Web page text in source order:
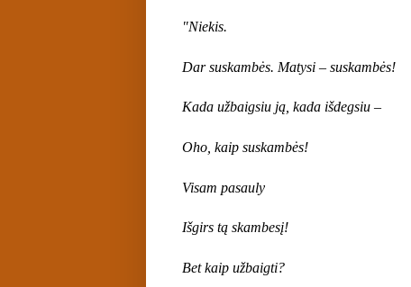
"Niekis.
Dar suskambės. Matysi – suskambės!
Kada užbaigsiu ją, kada išdegsiu –
Oho, kaip suskambės!
Visam pasauly
Išgirs tą skambesį!
Bet kaip užbaigti?